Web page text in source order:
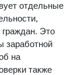
отдельные
Это
заработной
на
также